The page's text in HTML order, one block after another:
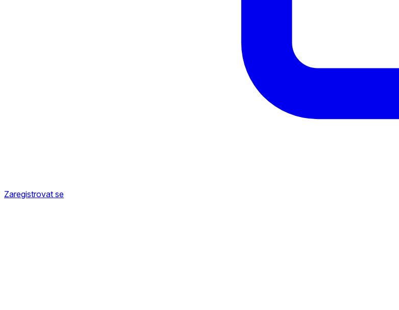
Zaregistrovat se